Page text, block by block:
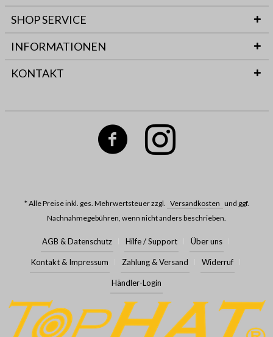
SHOP SERVICE
INFORMATIONEN
KONTAKT
* Alle Preise inkl. ges. Mehrwertsteuer zzgl. Versandkosten und ggf.
Nachnahmegebühren, wenn nicht anders beschrieben.
AGB & Datenschutz Hilfe / Support Über uns
Kontakt & Impressum Zahlung & Versand Widerruf
Händler-Login